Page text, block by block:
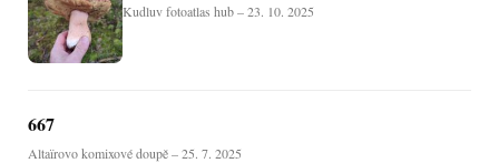
Kudluv fotoatlas hub – 23. 10. 2025
667
Altaïrovo komixové doupě – 25. 7. 2025